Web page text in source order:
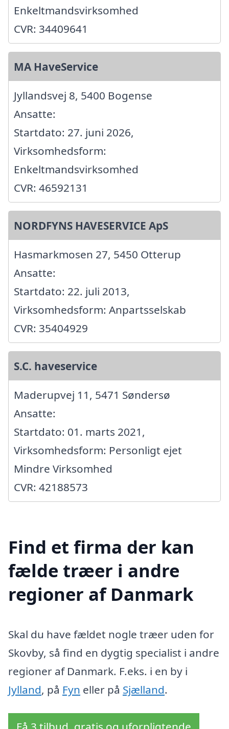
Enkeltmandsvirksomhed
CVR: 34409641
MA HaveService
Jyllandsvej 8, 5400 Bogense
Ansatte:
Startdato: 27. juni 2026,
Virksomhedsform:
Enkeltmandsvirksomhed
CVR: 46592131
NORDFYNS HAVESERVICE ApS
Hasmarkmosen 27, 5450 Otterup
Ansatte:
Startdato: 22. juli 2013,
Virksomhedsform: Anpartsselskab
CVR: 35404929
S.C. haveservice
Maderupvej 11, 5471 Søndersø
Ansatte:
Startdato: 01. marts 2021,
Virksomhedsform: Personligt ejet
Mindre Virksomhed
CVR: 42188573
Find et firma der kan
fælde træer i andre
regioner af Danmark
Skal du have fældet nogle træer uden for
Skovby, så find en dygtig specialist i andre
regioner af Danmark. F.eks. i en by i
Jylland, på Fyn eller på Sjælland.